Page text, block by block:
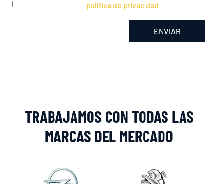
política de privacidad
ENVIAR
TRABAJAMOS CON TODAS LAS
MARCAS DEL MERCADO